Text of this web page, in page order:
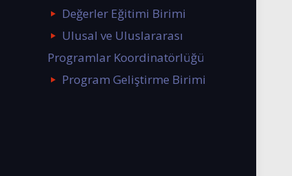
Değerler Eğitimi Birimi
Ulusal ve Uluslararası
Programlar Koordinatörlüğü
Program Geliştirme Birimi